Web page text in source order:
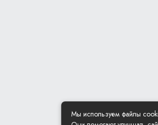
Мы используем файлы